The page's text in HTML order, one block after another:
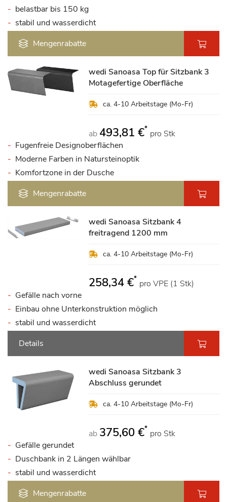
belastbar bis 150 kg
stabil und wasserdicht
Mengenrabatte
wedi Sanoasa Top für Sitzbank 3
Motagefertige Oberfläche
ca. 4-10 Arbeitstage (Mo-Fr)
ab 493,81 €* pro Stk
Fugenfreie Designoberflächen
Moderne Farben in Natursteinoptik
Komfortzone in der Dusche
Mengenrabatte
wedi Sanoasa Sitzbank 4
freitragend 1200 mm
ca. 4-10 Arbeitstage (Mo-Fr)
258,34 €* pro VPE (1 Stk)
Gefälle nach vorne
Einbau ohne Unterkonstruktion möglich
stabil und wasserdicht
Details
wedi Sanoasa Sitzbank 3
Abschluss gerundet
ca. 4-10 Arbeitstage (Mo-Fr)
ab 375,60 €* pro Stk
Gefälle gerundet
Duschbank in 2 Längen wählbar
stabil und wasserdicht
Mengenrabatte